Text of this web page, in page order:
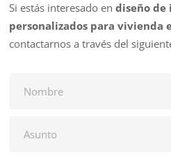
Si estás interesado endiseño
personalizados para vivienda
contactarnos a través del